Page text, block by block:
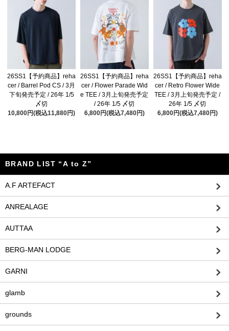
26SS1【予約商品】reha
cer / Barrel Pod CS / 3月
下旬発売予定 / 26年 1/5
〆切
10,800円(税込11,880円)
26SS1【予約商品】reha
cer / Flower Parade Wid
e TEE / 3月上旬発売予定
/ 26年 1/5 〆切
6,800円(税込7,480円)
26SS1【予約商品】reha
cer / Retro Flower Wide
TEE / 3月上旬発売予定 /
26年 1/5 〆切
6,800円(税込7,480円)
BRAND LIST “A to Z”
A.F ARTEFACT
ANREALAGE
AUTTAA
BERG-MAN LODGE
GARNI
glamb
grounds